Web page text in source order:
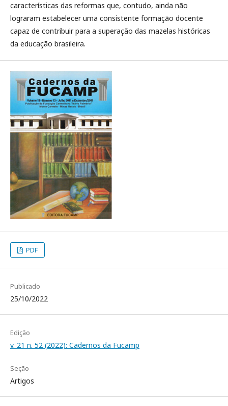
características das reformas que, contudo, ainda não
lograram estabelecer uma consistente formação docente
capaz de contribuir para a superação das mazelas históricas
da educação brasileira.
PDF
Publicado
25/10/2022
Edição
v. 21 n. 52 (2022): Cadernos da Fucamp
Seção
Artigos